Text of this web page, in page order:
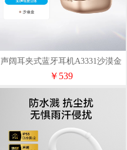
声阔耳夹式蓝牙耳机A3331沙漠金
￥539